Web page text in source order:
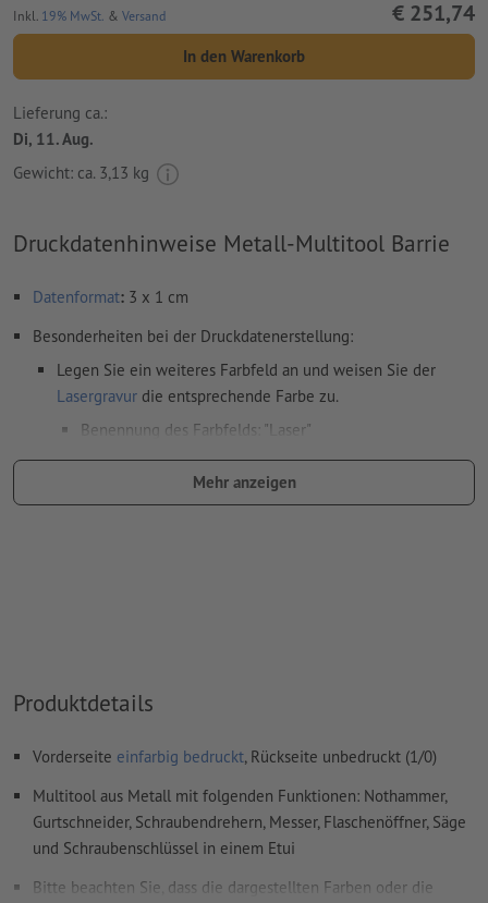
Inkl. 19% MwSt. & Versand € 251,74
In den Warenkorb
Lieferung ca.:
Di, 11. Aug.
Gewicht: ca. 3,13 kg
Druckdatenhinweise Metall-Multitool Barrie
Datenformat: 3 x 1 cm
Besonderheiten bei der Druckdatenerstellung:
Legen Sie ein weiteres Farbfeld an und weisen Sie der
Lasergravur die entsprechende Farbe zu.
Benennung des Farbfelds: "Laser"
Farbwert: frei wählbar
in unserem Hilfecenter.
Wie lege ich Druckdaten richtig an?
Mehr anzeigen
Produktdetails
Vorderseite einfarbig bedruckt, Rückseite unbedruckt (1/0)
Multitool aus Metall mit folgenden Funktionen: Nothammer,
Gurtschneider, Schraubendrehern, Messer, Flaschenöffner, Säge
und Schraubenschlüssel in einem Etui
Bitte beachten Sie, dass die dargestellten Farben oder die